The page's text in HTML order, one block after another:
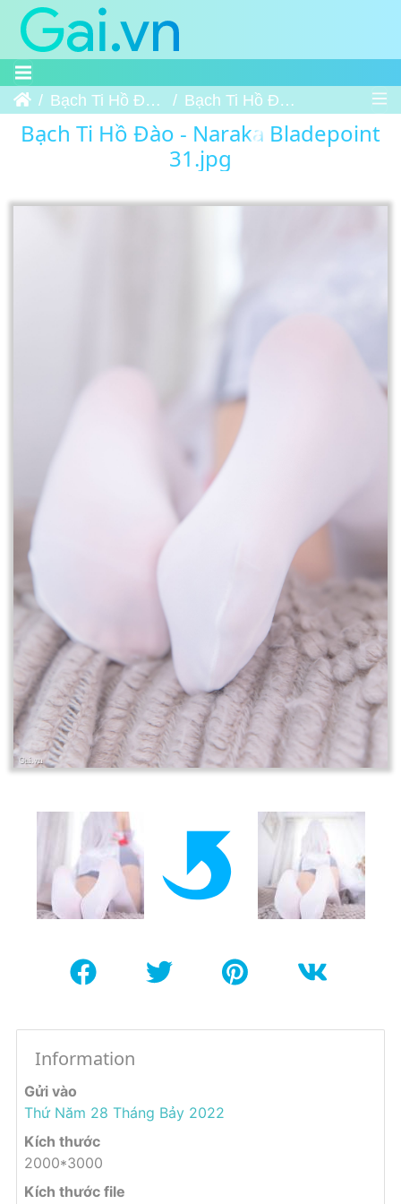
Trang chủBạch Ti Hồ Đào - Naraka Bladepoint Bạch Ti Hồ Đào - Naraka Bladepoint 31
Bạch Ti Hồ Đào - Naraka Bladepoint
31.jpg
Information
Gửi vào
Thứ Năm 28 Tháng Bảy 2022
Kích thước
2000*3000
Kích thước file